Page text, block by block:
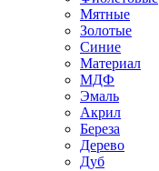
Мятные
Золотые
Синие
Материал
МДФ
Эмаль
Акрил
Береза
Дерево
Дуб